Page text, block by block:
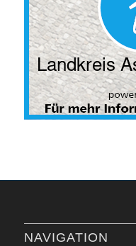
NAVIGATION